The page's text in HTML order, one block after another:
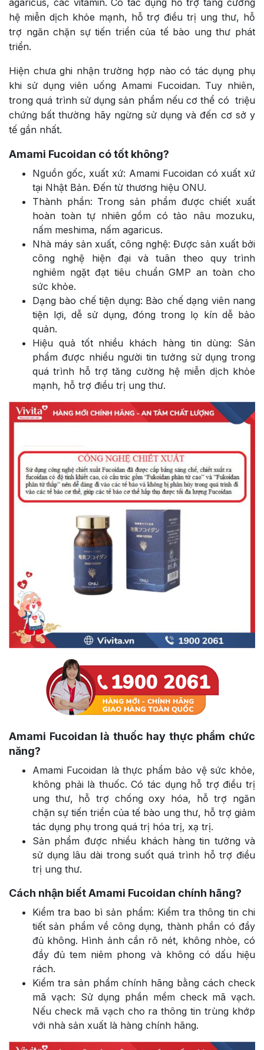
agaricus, các vitamin. Có tác dụng hỗ trợ tăng cường
hệ miễn dịch khỏe mạnh, hỗ trợ điều trị ung thư, hỗ
trợ ngăn chặn sự tiến triển của tế bào ung thư phát
triển.
Hiện chưa ghi nhận trường hợp nào có tác dụng phụ
khi sử dụng viên uống Amami Fucoidan. Tuy nhiên,
trong quá trình sử dụng sản phẩm nếu cơ thể có triệu
chứng bất thường hãy ngừng sử dụng và đến cơ sở y
tế gần nhất.
Amami Fucoidan có tốt không?
Nguồn gốc, xuất xứ: Amami Fucoidan có xuất xứ
tại Nhật Bản. Đến từ thương hiệu ONU.
Thành phần: Trong sản phẩm được chiết xuất
hoàn toàn tự nhiên gồm có tảo nâu mozuku,
nấm meshima, nấm agaricus.
Nhà máy sản xuất, công nghệ: Được sản xuất bởi
công nghệ hiện đại và tuân theo quy trình
nghiêm ngặt đạt tiêu chuẩn GMP an toàn cho
sức khỏe.
Dạng bào chế tiện dụng: Bào chế dạng viên nang
tiện lợi, dễ sử dụng, đóng trong lọ kín dễ bảo
quản.
Hiệu quả tốt nhiều khách hàng tin dùng: Sản
phẩm được nhiều người tin tưởng sử dụng trong
quá trình hỗ trợ tăng cường hệ miễn dịch khỏe
mạnh, hỗ trợ điều trị ung thư.
Amami Fucoidan là thuốc hay thực phẩm chức
năng?
Amami Fucoidan là thực phẩm bảo vệ sức khỏe,
không phải là thuốc. Có tác dụng hỗ trợ điều trị
ung thư, hỗ trợ chống oxy hóa, hỗ trợ ngăn
chặn sự tiến triển của tế bào ung thư, hỗ trợ giảm
tác dụng phụ trong quá trị hóa trị, xạ trị.
Sản phẩm được nhiều khách hàng tin tưởng và
sử dụng lâu dài trong suốt quá trình hỗ trợ điều
trị ung thư.
Cách nhận biết Amami Fucoidan chính hãng?
Kiểm tra bao bì sản phẩm: Kiểm tra thông tin chi
tiết sản phẩm về công dụng, thành phần có đầy
đủ không. Hình ảnh cần rõ nét, không nhòe, có
đầy đủ tem niêm phong và không có dấu hiệu
rách.
Kiểm tra sản phẩm chính hãng bằng cách check
mã vạch: Sử dụng phần mềm check mã vạch.
Nếu check mã vạch cho ra thông tin trùng khớp
với nhà sản xuất là hàng chính hãng.